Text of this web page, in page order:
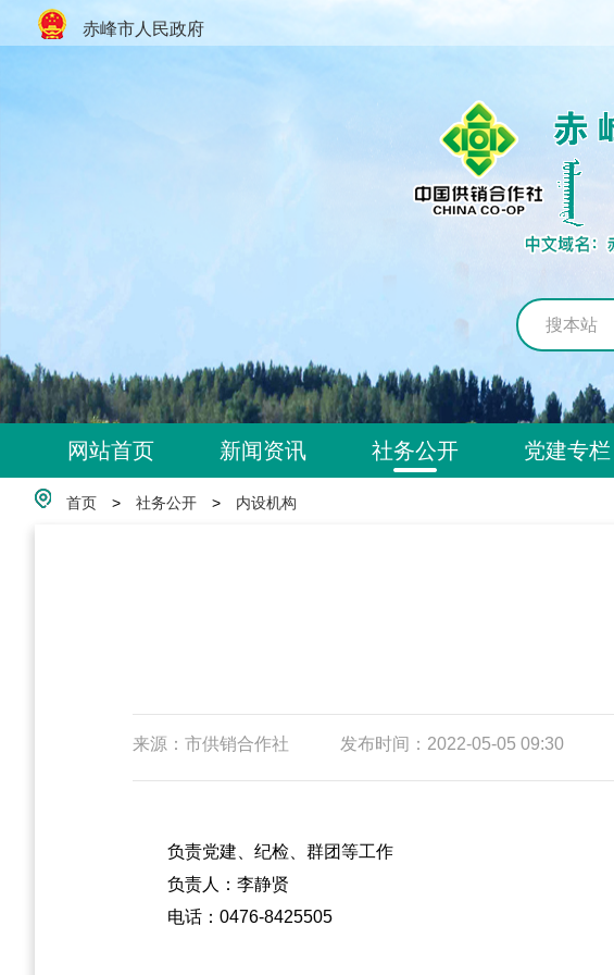
赤峰市人民政府
搜本站
网站首页 新闻资讯 社务公开 党建专栏
首页 > 社务公开 > 内设机构
来源：市供销合作社 发布时间：2022-05-05 09:30
负责党建、纪检、群团等工作
负责人：李静贤
电话：0476-8425505